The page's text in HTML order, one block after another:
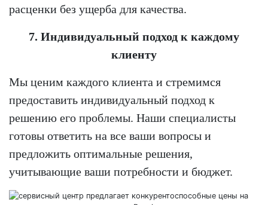
расценки без ущерба для качества.
7. Индивидуальный подход к каждому
клиенту
Мы ценим каждого клиента и стремимся
предоставить индивидуальный подход к
решению его проблемы. Наши специалисты
готовы ответить на все ваши вопросы и
предложить оптимальные решения,
учитывающие ваши потребности и бюджет.